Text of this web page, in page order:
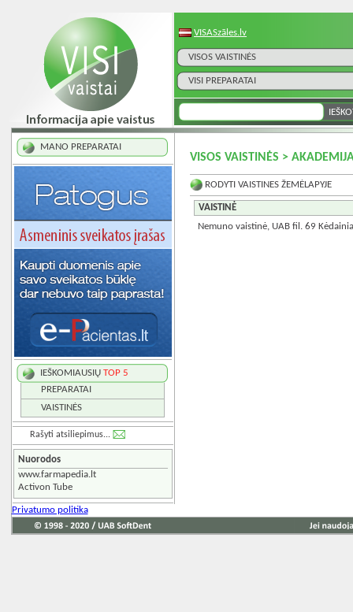
VISASzāles.lv
VISOS VAISTINĖS
VISI PREPARATAI
MANO PREPARATAI
IEŠKOMIAUSIŲ TOP 5
PREPARATAI
VAISTINĖS
Rašyti atsiliepimus...
Nuorodos
www.farmapedia.lt
Activon Tube
VISOS VAISTINĖS >
RODYTI VAISTINES ŽEMĖLAPYJE
VAISTINĖ
Nemuno vaistinė, UAB fil. 69
Privatumo politika